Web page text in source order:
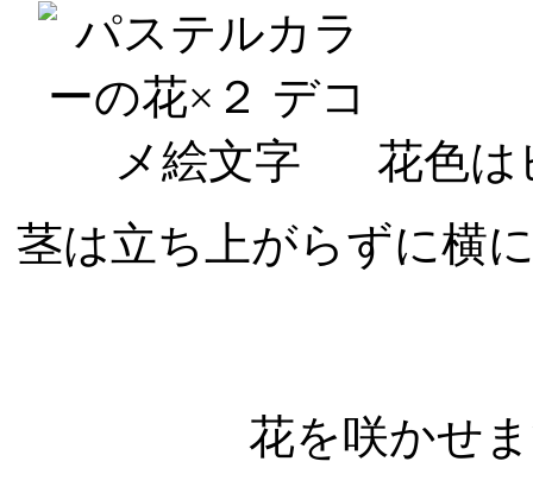
花色は
茎は立ち上がらずに横
花を咲かせ